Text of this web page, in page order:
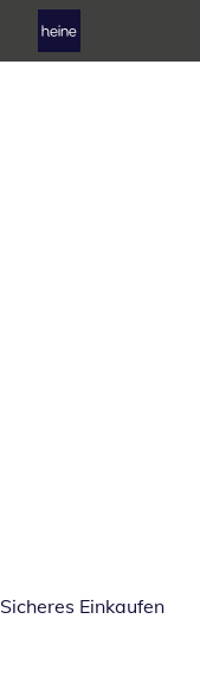
Sicheres Einkaufen